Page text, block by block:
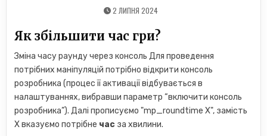
2 ЛИПНЯ 2024
Як збільшити час гри?
Зміна часу раунду через консоль Для проведення
потрібних маніпуляцій потрібно відкрити консоль
розробника (процес її активації відбувається в
налаштуваннях, вибравши параметр “включити консоль
розробника”). Далі прописуємо "mp_roundtime X", замість
X вказуємо потрібне час за хвилини.